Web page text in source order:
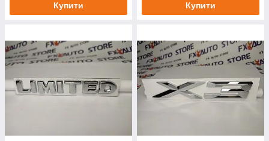
Купити Купити